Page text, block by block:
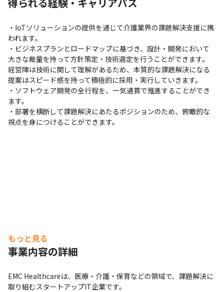
・IoTソリューションの提供を通じて介護業界の課題解決支援に携
われます。
・ビジネスプランとロードマップに基づき、設計・開発において
大きな裁量を持って方針策定・技術選定を行うことができます。
経営陣は技術に関して理解があるため、本質的な課題解決になる
提案はスピード感を持って積極的に採用・実行していきます。
・ソフトウェア開発の全行程を、一気通貫で推進することができ
ます。
・部署を横断して課題解決にあたるポジションのため、俯瞰的な
視点を身につけることができます。
もっと見る
事業内容の詳細
EMC Healthcareは、医療・介護・保育などの領域で、課題解決に
取り組むスタートアップIT企業です。